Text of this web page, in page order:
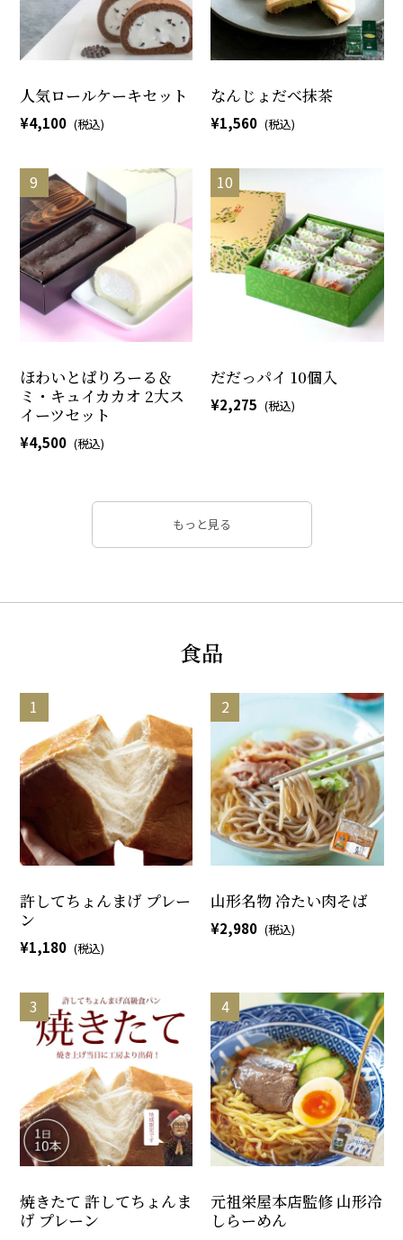
人気ロールケーキセット
4,100
なんじょだべ抹茶
1,560
ほわいとぱりろーる＆
ミ・キュイカカオ 2大ス
イーツセット
4,500
だだっパイ 10個入
2,275
もっと見る
食品
許してちょんまげ プレー
ン
1,180
山形名物 冷たい肉そば
2,980
焼きたて 許してちょんま
げ プレーン
元祖栄屋本店監修 山形冷
しらーめん